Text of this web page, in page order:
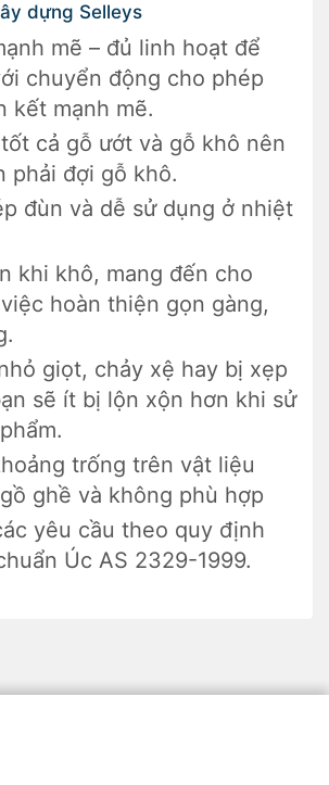
dựng Selleys
mẽ – đủ linh hoạt để
chuyển động cho phép
kết mạnh mẽ.
cả gỗ ướt và gỗ khô nên
phải đợi gỗ khô.
đùn và dễ sử dụng ở nhiệt
khi khô, mang đến cho
hoàn thiện gọn gàng,
giọt, chảy xệ hay bị xẹp
sẽ ít bị lộn xộn hơn khi sử
trống trên vật liệu
ghề và không phù hợp
yêu cầu theo quy định
Úc AS 2329-1999.